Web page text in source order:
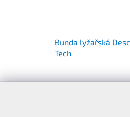
Bunda lyžařská
Tech